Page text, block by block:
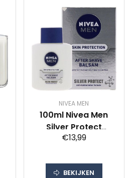
NIVEA MEN
100ml Nivea Men
Silver Protect
Aftershave Balsem
€13,99
BEKIJKEN